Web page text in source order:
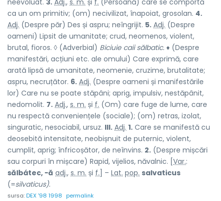
neevoluat. 3. Adj., s. m. și f. (Persoană) care se comportă
ca un om primitiv; (om) necivilizat, înapoiat, grosolan. 4.
Adj. (Despre păr) Des și aspru; neîngrijit. 5. Adj. (Despre
oameni) Lipsit de umanitate; crud, neomenos, violent,
brutal, fioros. ◊ (Adverbial) Biciuie caii sălbatic. ♦ (Despre
manifestări, acțiuni etc. ale omului) Care exprimă, care
arată lipsă de umanitate, neomenie, cruzime, brutalitate;
aspru, necruțător. 6. Adj. (Despre oameni și manifestările
lor) Care nu se poate stăpâni; aprig, impulsiv, nestăpânit,
nedomolit. 7. Adj., s. m. și f. (Om) care fuge de lume, care
nu respectă conveniențele (sociale); (om) retras, izolat,
singuratic, nesociabil, ursuz. III. Adj. 1. Care se manifestă cu
deosebită intensitate, neobișnuit de puternic, violent,
cumplit, aprig; înfricoșător, de neînvins. 2. (Despre mișcări
sau corpuri în mișcare) Rapid, vijelios, năvalnic. [ Var.:
sălbátec, -ă adj., s. m. și f. ] – Lat. pop. salvaticus
(=silvaticus).
sursa:DEX '98 1998 permalink